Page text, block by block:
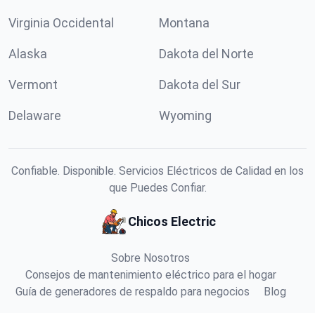
Virginia Occidental Montana
Alaska Dakota del Norte
Vermont Dakota del Sur
Delaware Wyoming
Confiable. Disponible. Servicios Eléctricos de Calidad en los
que Puedes Confiar.
Chicos Electric
Sobre Nosotros
Consejos de mantenimiento eléctrico para el hogar
Guía de generadores de respaldo para negocios
Blog